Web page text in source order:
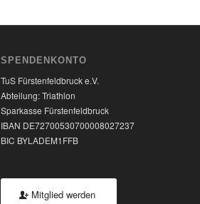
SPENDENKONTO
TuS Fürstenfeldbruck e.V.
Abteilung: Triathlon
Sparkasse Fürstenfeldbruck
IBAN DE72700530700008027237
BIC BYLADEM1FFB
Mitglied werden